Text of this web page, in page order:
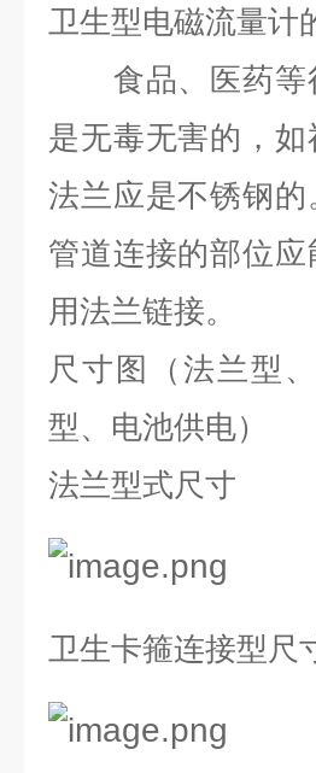
卫生型电磁流量计
食品、医药等
是无毒无害的，
法兰应是不锈钢
管道连接的部位
用法兰链接。
尺寸图（法兰型
型、电池供电）
法兰型式尺寸
卫生卡箍连接型尺